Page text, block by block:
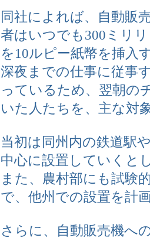
同社によれば、自動販
者はいつでも300ミリ
を10ルピー紙幣を挿入
深夜までの仕事に従事
っているため、翌朝の
いた人たちを、主な対
当初は同州内の鉄道駅
中心に設置していくと
また、農村部にも試験
で、他州での設置を計
さらに、自動販売機へ